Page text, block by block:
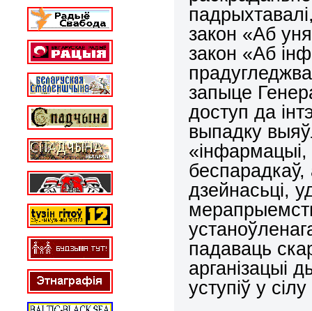
закон «Аб
закон «Аб
запыце
доступ да
выпадку
дзейнасьці,
падаваць
арганізацыі
уступіў у